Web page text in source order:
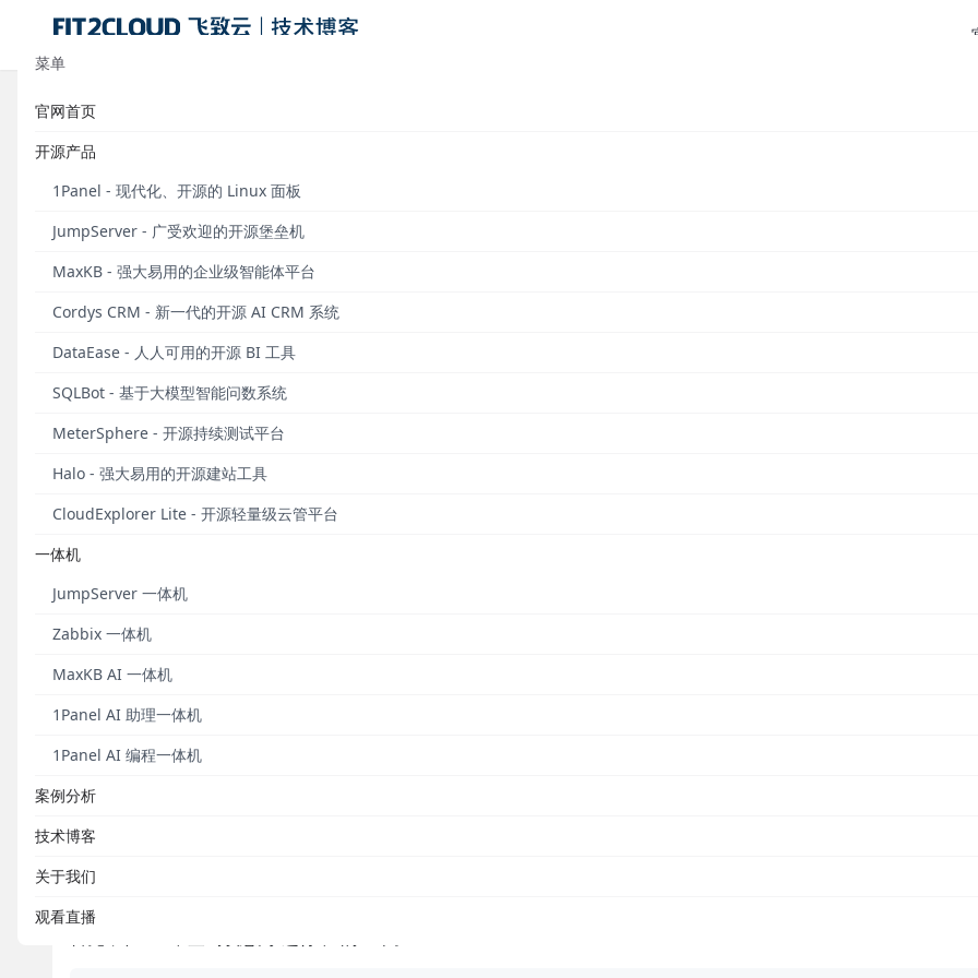
菜单
官网首页
开源产品
1Panel - 现代化、开源的 Linux 面板
JumpServer - 广受欢迎的开源堡垒机
MaxKB - 强大易用的企业级智能体平台
Cordys CRM - 新一代的开源 AI CRM 系统
DataEase - 人人可用的开源 BI 工具
SQLBot - 基于大模型智能问数系统
MeterSphere - 开源持续测试平台
Halo - 强大易用的开源建站工具
CloudExplorer Lite - 开源轻量级云管平台
一体机
JumpServer 一体机
Zabbix 一体机
MaxKB AI 一体机
1Panel AI 助理一体机
1Panel AI 编程一体机
案例分析
技术博客
关于我们
观看直播
使用脚本同步MeterSphere开源持续测试平台与Jira的工单状态
发布于 2021年08月18日
近期，我司引入了一款开源持续测试平台MeterSphere。
步建立起相关概念，并通过两个方面提高了我司整体的测试水平。首先，团队的测试用例管理模式由线下转移到线上，
大提高了测试用例的复用程度。
由于公司的工单管理系统使用的是Jira，通过Jira工单流转来管理测试人员的工作排期和分发以及上线。所以测试人员需
要维护MeterSphere和Jira两个平台的工单状态，且需要手动创建MeterSphere的测试计划。基于节省人力的考虑，针
建立MeterSphere测试计划和测试计划状态维护，我司做了两个脚本用来同步MeterSphere和Jira工单的状态。，现分
方案
Step 1：
入数据；
Step 2： 轮询查询MeterSphere中状态为“未进行”和“进行中”的测试计划。如果发现Jira工单已经关闭，就直接将
MeterSphere的测试计划关闭。
开发工具
开发过程